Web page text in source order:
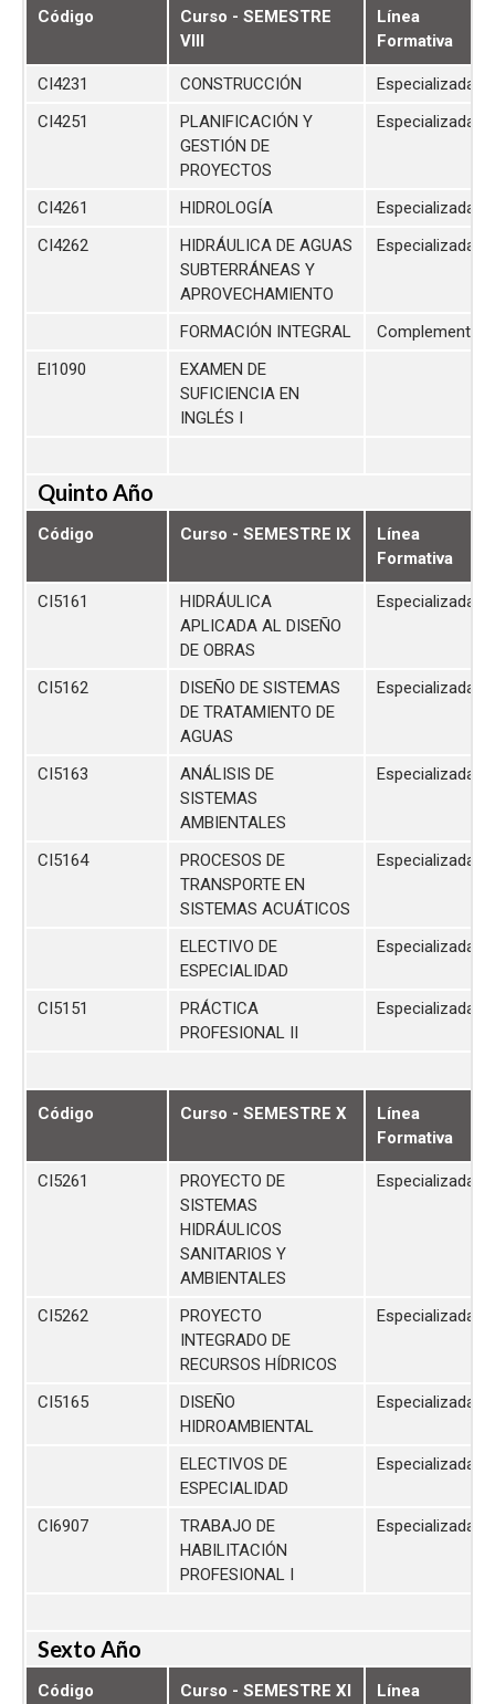
Código
Curso - SEMESTRE
VIII
Línea
Formativa
CI4231 CONSTRUCCIÓN
Especializada
CI4251
PLANIFICACIÓN Y
GESTIÓN DE
PROYECTOS
Especializada
CI4261 HIDROLOGÍA
Especializada
CI4262
HIDRÁULICA DE AGUAS
SUBTERRÁNEAS Y
APROVECHAMIENTO
Especializada
FORMACIÓN INTEGRAL
EI1090
EXAMEN DE
SUFICIENCIA EN
INGLÉS I
Quinto Año
Código Curso - SEMESTRE IX
Línea
Formativa
CI5161
HIDRÁULICA
APLICADA AL DISEÑO
DE OBRAS
Especializada
CI5162
DISEÑO DE SISTEMAS
DE TRATAMIENTO DE
AGUAS
Especializada
CI5163
ANÁLISIS DE
SISTEMAS
AMBIENTALES
Especializada
CI5164
PROCESOS DE
TRANSPORTE EN
SISTEMAS ACUÁTICOS
Especializada
ELECTIVO DE
ESPECIALIDAD
Especializada
CI5151
PRÁCTICA
PROFESIONAL II
Especializada
Código Curso - SEMESTRE X
Línea
Formativa
CI5261
PROYECTO DE
SISTEMAS
HIDRÁULICOS
SANITARIOS Y
AMBIENTALES
Especializada
CI5262
PROYECTO
INTEGRADO DE
RECURSOS HÍDRICOS
Especializada
CI5165
DISEÑO
HIDROAMBIENTAL
Especializada
ELECTIVOS DE
ESPECIALIDAD
Especializada
CI6907
TRABAJO DE
HABILITACIÓN
PROFESIONAL I
Especializada
Sexto Año
Código Curso - SEMESTRE XI
Línea